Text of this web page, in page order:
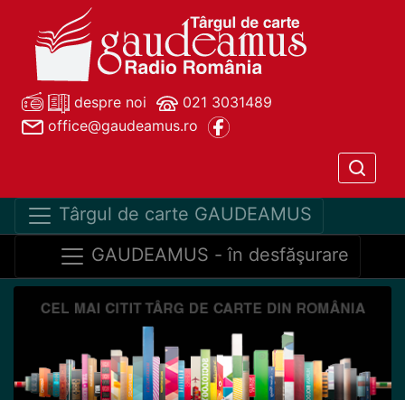
despre noi
021 3031489
office@gaudeamus.ro
Târgul de carte GAUDEAMUS
GAUDEAMUS - în desfăşurare